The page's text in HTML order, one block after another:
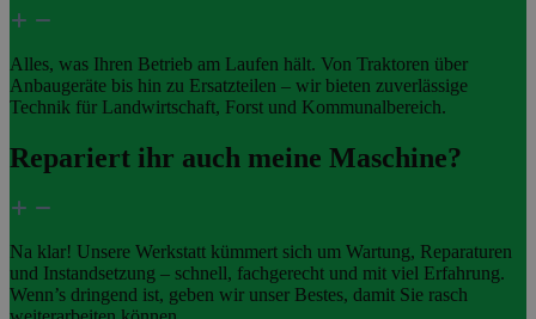
Alles, was Ihren Betrieb am Laufen hält. Von Traktoren über
Anbaugeräte bis hin zu Ersatzteilen – wir bieten zuverlässige
Technik für Landwirtschaft, Forst und Kommunalbereich.
Repariert ihr auch meine Maschine?
Na klar! Unsere Werkstatt kümmert sich um Wartung, Reparaturen
und Instandsetzung – schnell, fachgerecht und mit viel Erfahrung.
Wenn’s dringend ist, geben wir unser Bestes, damit Sie rasch